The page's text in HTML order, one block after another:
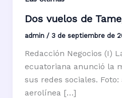
Dos vuelos de
admin / 3 de septiembre de
Redacción Negocios (I)
ecuatoriana anunció la
sus redes sociales.
aerolínea […]